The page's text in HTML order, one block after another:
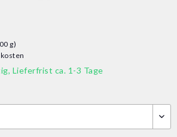
g)
Lieferfrist ca. 1-3 Tage